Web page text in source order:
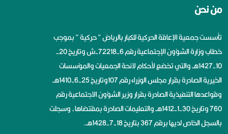
من نحن
تأسست جمعية الإعاقة الحركية للكبار بالرياض ” حركية ” بموجب
خطاب وزارة الشؤون الإجتماعية رقم 6-72218-ش وتاريخ 20-
10-1427هــ والتي تخضع لأحكام لائحة الجمعيات والمؤسسات
الخيرية الصادرة بقرار مجلس الوزراء رقم 107وتاريخ 25-6-1410هــ
وقواعدها التنفيذية الصادرة بقرار وزير الشؤون الاجتماعية رقم
760 وتاريخ 30-1-1412هــ والتعليمات الصادرة بمقتضاها، وسجلت
بالسجل الخاص لديها برقم 367 بتاريخ 18-7-1428هــ.